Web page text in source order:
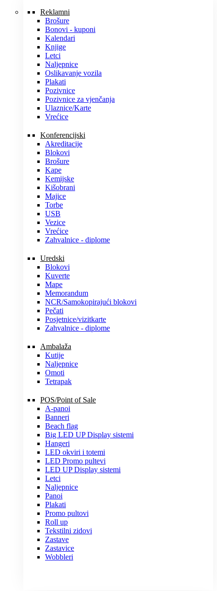
Reklamni
Brošure
Bonovi - kuponi
Kalendari
Knjige
Letci
Naljepnice
Oslikavanje vozila
Plakati
Pozivnice
Pozivnice za vjenčanja
Ulaznice/Karte
Vrećice
Konferencijski
Akreditacije
Blokovi
Brošure
Kape
Kemijske
Kišobrani
Majice
Torbe
USB
Vezice
Vrećice
Zahvalnice - diplome
Uredski
Blokovi
Kuverte
Mape
Memorandum
NCR/Samokopirajući blokovi
Pečati
Posjetnice/vizitkarte
Zahvalnice - diplome
Ambalaža
Kutije
Naljepnice
Omoti
Tetrapak
POS/Point of Sale
A-panoi
Banneri
Beach flag
Big LED UP Display sistemi
Hangeri
LED okviri i totemi
LED Promo pultevi
LED UP Display sistemi
Letci
Naljepnice
Panoi
Plakati
Promo pultovi
Roll up
Tekstilni zidovi
Zastave
Zastavice
Wobbleri